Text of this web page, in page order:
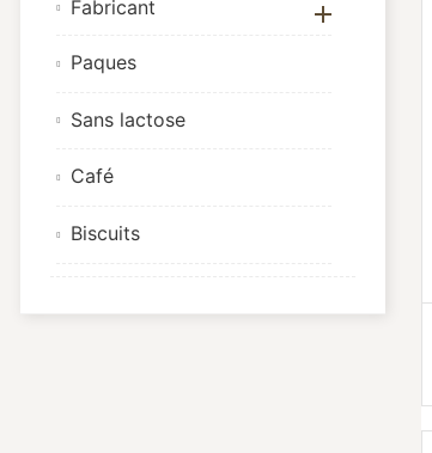
Fabricant 
Paques
Sans lactose
Café
Biscuits